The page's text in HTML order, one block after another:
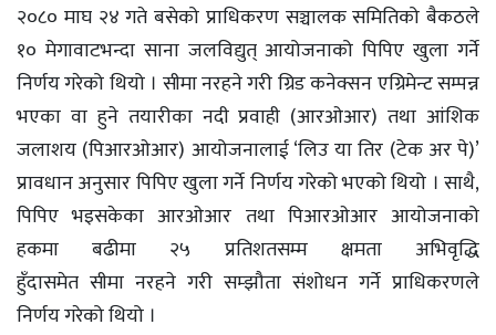
२०८० माघ २४ गते बसेको प्राधिकरण सञ्चालक समितिको बैकठले
१० मेगावाटभन्दा साना जलविद्युत् आयोजनाको पिपिए खुला गर्ने
निर्णय गरेको थियो । सीमा नरहने गरी ग्रिड कनेक्सन एग्रिमेन्ट सम्पन्न
भएका वा हुने तयारीका नदी प्रवाही (आरओआर) तथा आंशिक
जलाशय (पिआरओआर) आयोजनालाई ‘लिउ या तिर (टेक अर पे)’
प्रावधान अनुसार पिपिए खुला गर्ने निर्णय गरेको भएको थियो । साथै,
पिपिए भइसकेका आरओआर तथा पिआरओआर आयोजनाको
हकमा बढीमा २५ प्रतिशतसम्म क्षमता अभिवृद्धि
हुँदासमेत सीमा नरहने गरी सम्झौता संशोधन गर्ने प्राधिकरणले
निर्णय गरेको थियो ।